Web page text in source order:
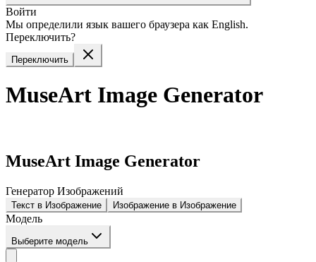
Войти
Мы определили язык вашего браузера как English.
Переключить?
Переключить
MuseArt Image Generator
MuseArt Image Generator
Генератор Изображений
Текст в Изображение Изображение в Изображение
Модель
Выберите модель